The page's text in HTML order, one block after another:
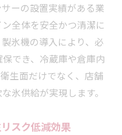
ーの設置実績がある業
全体を安全かつ清潔に
氷機の導入により、必
でき、冷蔵庫や倉庫内
生面だけでなく、店舗
氷供給が実現します。
スク低減効果